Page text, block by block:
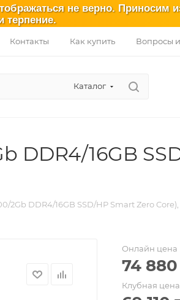
не верно. Приносим
терпение.
Контакты Как купить Вопросы
Каталог
DDR4/16GB
DDR4/16GB SSD/HP Smart Zero Core),
Онлайн цена
74 880
Клубная цена